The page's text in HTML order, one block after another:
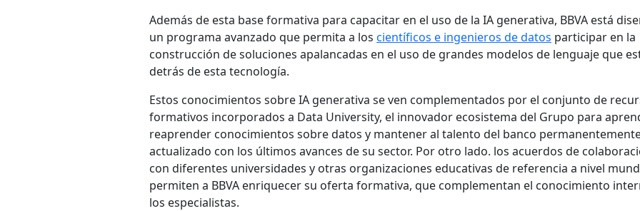
Además de esta base formativa para capacitar en el uso de la IA generativa, BBVA está
un programa avanzado que permita a los científicos e ingenieros de datos participar en la
construcción de soluciones apalancadas en el uso de grandes modelos de lenguaje que
detrás de esta tecnología.
Estos conocimientos sobre IA generativa se ven complementados por el conjunto de
formativos incorporados a Data University, el innovador ecosistema del Grupo para
reaprender conocimientos sobre datos y mantener al talento del banco
actualizado con los últimos avances de su sector. Por otro lado. los acuerdos de
con diferentes universidades y otras organizaciones educativas de referencia a nivel
permiten a BBVA enriquecer su oferta formativa, que complementan el conocimiento
los especialistas.